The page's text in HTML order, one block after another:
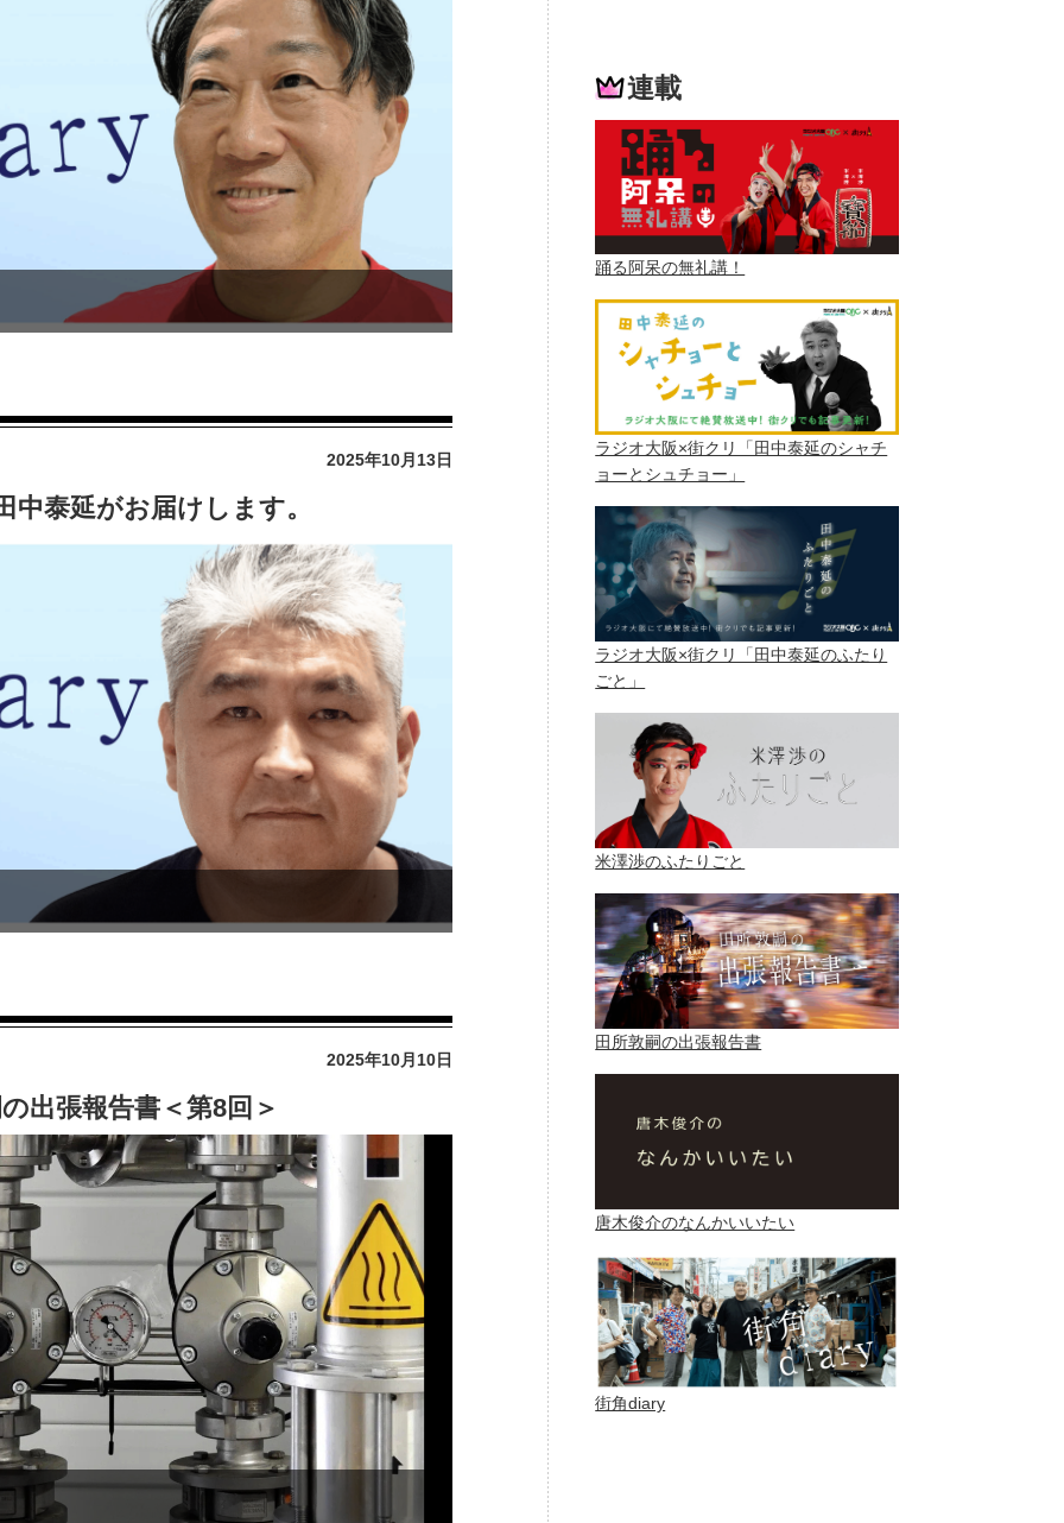
2025年10月13日
中泰延がお届けします。
2025年10月10日
出張報告書＜第8回＞
連載
踊る阿呆の無礼講！
ラジオ大阪×街クリ「田中泰延のシャチ
ョーとシュチョー」
ラジオ大阪×街クリ「田中泰延のふたり
ごと」
米澤渉のふたりごと
田所敦嗣の出張報告書
唐木俊介のなんかいいたい
街角diary